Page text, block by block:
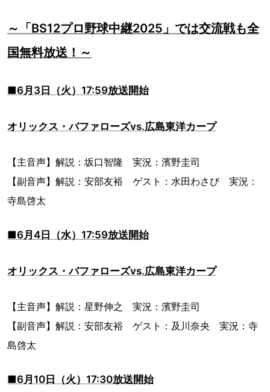
～「BS12プロ野球中継2025」では交流戦も全
国無料放送！～
■6月3日（火）17:59放送開始
オリックス・バファローズvs.広島東洋カープ
【主音声】解説：坂口智隆 実況：濱野圭司
【副音声】解説：安部友裕 ゲスト：水田わさび 実況：
寺島啓太
■6月4日（水）17:59放送開始
オリックス・バファローズvs.広島東洋カープ
【主音声】解説：星野伸之 実況：濱野圭司
【副音声】解説：安部友裕 ゲスト：及川奈央 実況：寺
島啓太
■6月10日（火）17:30放送開始